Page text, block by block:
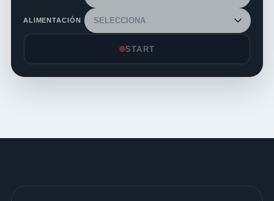
ALIMENTACIÓN
START